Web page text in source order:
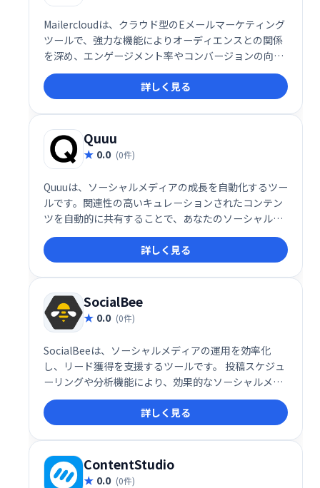
Mailercloudは、クラウド型のEメールマーケティング
ツールで、強力な機能によりオーディエンスとの関係
を深め、エンゲージメント率やコンバージョンの向上
を支援します。直感的なインターフェースと柔軟な機
能で、マーケティングキャンペーンを効果的に展開し
たい企業に最適です。
詳しく見る
Quuu
0.0 (0件)
Quuuは、ソーシャルメディアの成長を自動化するツー
ルです。関連性の高いキュレーションされたコンテン
ツを自動的に共有することで、あなたのソーシャルメ
ディアアカウントのエンゲージメントを高め、フォロ
ワーを増やすお手伝いをします。 時間を節約し、効果
的なソーシャルメディア戦略を実現しましょう。
詳しく見る
SocialBee
0.0 (0件)
SocialBeeは、ソーシャルメディアの運用を効率化
し、リード獲得を支援するツールです。 投稿スケジュ
ーリングや分析機能により、効果的なソーシャルメデ
ィアマーケティングを実現します。 より多くの顧客を
獲得し、ビジネスを成長させるための強力なツールと
してご活用ください。
詳しく見る
ContentStudio
0.0 (0件)